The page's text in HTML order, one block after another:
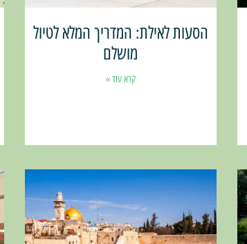
הסעות לאילת: המדריך המלא לטיול
מושלם
קרא עוד »